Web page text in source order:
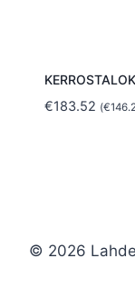
€183.52 (€
© 2026